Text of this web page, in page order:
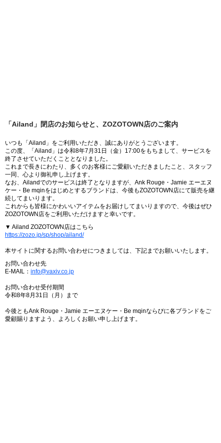
「Ailand」閉店のお知らせと、ZOZOTOWN店のご案内
いつも「Ailand」をご利用いただき、誠にありがとうございます。
この度、「Ailand」は令和8年7月31日（金）17:00をもちまして、サービスを
終了させていただくこととなりました。
これまで長きにわたり、多くのお客様にご愛顧いただきましたこと、スタッフ
一同、心より御礼申し上げます。
なお、Ailandでのサービスは終了となりますが、Ank Rouge・Jamie エーエヌ
ケー・Be mqinをはじめとするブランドは、今後もZOZOTOWN店にて販売を継
続してまいります。
これからも皆様にかわいいアイテムをお届けしてまいりますので、今後はぜひ
ZOZOTOWN店をご利用いただけますと幸いです。
▼ Ailand ZOZOTOWN店はこちら
https://zozo.jp/sp/shop/ailand/
本サイトに関するお問い合わせにつきましては、下記までお願いいたします。
お問い合わせ先
E-MAIL： info@vaxiv.co.jp
お問い合わせ受付期間
令和8年8月31日（月）まで
今後ともAnk Rouge・Jamie エーエヌケー・Be mqinならびに各ブランドをご
愛顧賜りますよう、よろしくお願い申し上げます。